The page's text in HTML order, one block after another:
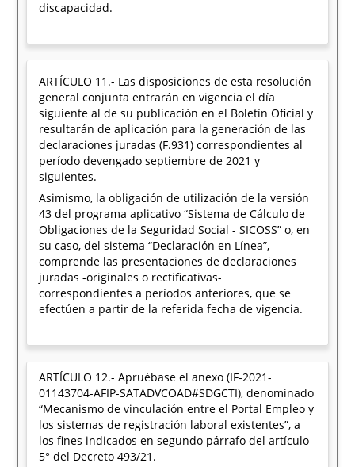
discapacidad.
ARTÍCULO 11.- Las disposiciones de esta resolución
general conjunta entrarán en vigencia el día
siguiente al de su publicación en el Boletín Oficial y
resultarán de aplicación para la generación de las
declaraciones juradas (F.931) correspondientes al
período devengado septiembre de 2021 y
siguientes.
Asimismo, la obligación de utilización de la versión
43 del programa aplicativo “Sistema de Cálculo de
Obligaciones de la Seguridad Social - SICOSS” o, en
su caso, del sistema “Declaración en Línea”,
comprende las presentaciones de declaraciones
juradas -originales o rectificativas-
correspondientes a períodos anteriores, que se
efectúen a partir de la referida fecha de vigencia.
ARTÍCULO 12.- Apruébase el anexo (IF-2021-
01143704-AFIP-SATADVCOAD#SDGCTI), denominado
“Mecanismo de vinculación entre el Portal Empleo y
los sistemas de registración laboral existentes”, a
los fines indicados en segundo párrafo del artículo
5° del Decreto 493/21.